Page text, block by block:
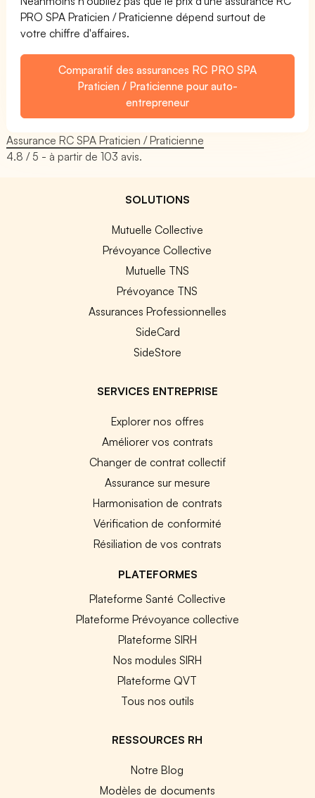
PRO SPA Praticien / Praticienne dépend surtout de
votre chiffre d'affaires.
Comparatif des assurances RC PRO SPA
Praticien / Praticienne pour auto-
entrepreneur
Assurance RC SPA Praticien / Praticienne
4.8 / 5 - à partir de103 avis.
SOLUTIONS
Mutuelle Collective
Prévoyance Collective
Mutuelle TNS
Prévoyance TNS
Assurances Professionnelles
SideCard
SideStore
SERVICES ENTREPRISE
Explorer nos offres
Améliorer vos contrats
Changer de contrat collectif
Assurance sur mesure
Harmonisation de contrats
Vérification de conformité
Résiliation de vos contrats
PLATEFORMES
Plateforme Santé Collective
Plateforme Prévoyance collective
Plateforme SIRH
Nos modules SIRH
Plateforme QVT
Tous nos outils
RESSOURCES RH
Notre Blog
Modèles de documents